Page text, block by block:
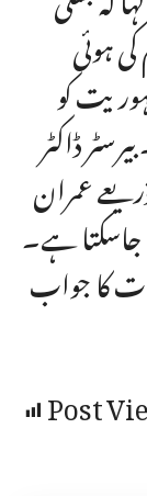
ہوئی
کو
ڈاکٹر
عمران
ہے۔
کا جواب
Post